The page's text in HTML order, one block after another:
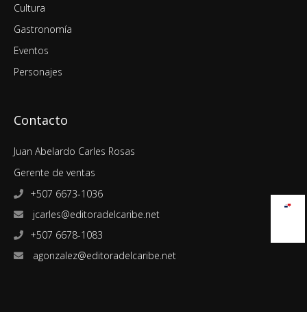
Cultura
Gastronomía
Eventos
Personajes
Contacto
Juan Abelardo Carles Rosas
Gerente de ventas
+507 6673-1036
jcarles@editoradelcaribe.net
+507 6678-1083
agonzalez@editoradelcaribe.net